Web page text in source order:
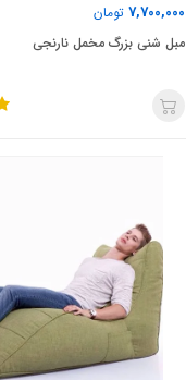
7,700,000 تومان
مبل شنی بزرگ مخمل نارنجی